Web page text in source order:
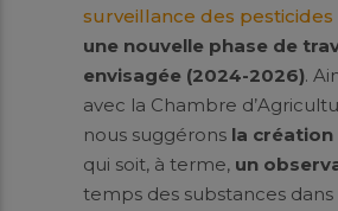
surveillance des pesticides
une nouvelle phase de
envisagée (2024-2026).
avec la Chambre
nous suggérons la création
qui soit, à terme, un
temps des substances